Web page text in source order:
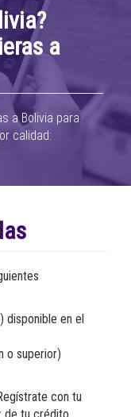
a
a Bolivia para
calidad:
disponible en el
o superior)
con tu